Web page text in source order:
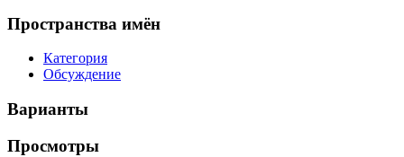
Пространства имён
Категория
Обсуждение
Варианты
Просмотры